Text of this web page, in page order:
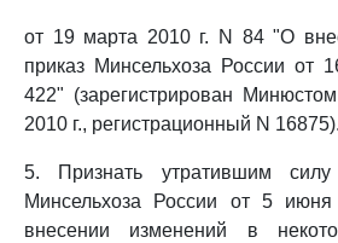
от 19 марта 2010 г. N 84 "О
приказ Минсельхоза России от
422" (зарегистрирован
2010 г., регистрационный N 16875).
5. Признать утратившим силу
Минсельхоза России от 5
внесении изменений в